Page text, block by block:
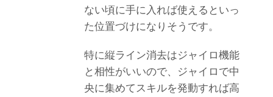
ない頃に手に入れば使えるといっ
た位置づけになりそうです。
特に縦ライン消去はジャイロ機能
と相性がいいので、ジャイロで中
央に集めてスキルを発動すれば高